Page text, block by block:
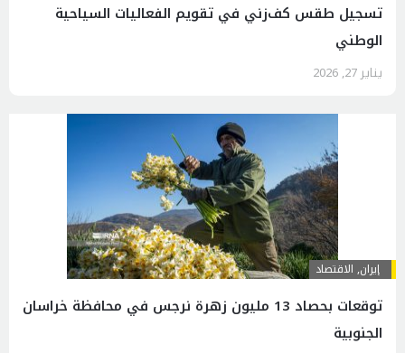
تسجيل طقس كف‌زني في تقويم الفعاليات السياحية
الوطني
يناير 27, 2026
إيران, الاقتصاد
توقعات بحصاد 13 مليون زهرة نرجس في محافظة خراسان
الجنوبية